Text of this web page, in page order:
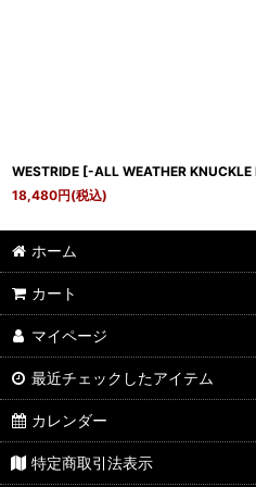
WESTRIDE [-ALL WEATHER
18,480円(税込)
ホーム
カート
マイページ
最近チェックしたアイテム
カレンダー
特定商取引法表示